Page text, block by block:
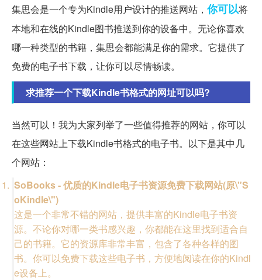
集思会是一个专为Kindle用户设计的推送网站，你可以将
本地和在线的Kindle图书推送到你的设备中。无论你喜欢
哪一种类型的书籍，集思会都能满足你的需求。它提供了
免费的电子书下载，让你可以尽情畅读。
求推荐一个下载Kindle书格式的网址可以吗?
当然可以！我为大家列举了一些值得推荐的网站，你可以
在这些网站上下载Kindle书格式的电子书。以下是其中几
个网站：
SoBooks - 优质的Kindle电子书资源免费下载网站(原\"S
oKindle\")
这是一个非常不错的网站，提供丰富的Kindle电子书资
源。不论你对哪一类书感兴趣，你都能在这里找到适合自
己的书籍。它的资源库非常丰富，包含了各种各样的图
书。你可以免费下载这些电子书，方便地阅读在你的Kindl
e设备上。